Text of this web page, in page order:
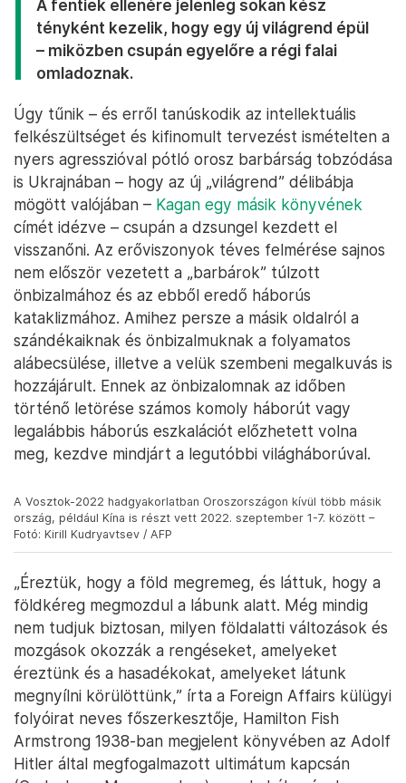
repülőgép-hordozóval rendelkezik, az USA
tizeneggyel. A kínai légierőnek tíz tanker
repülőgépe van több mint ezer vadászgép
ellátására, míg az Amerika légierő 625 tankerrel
rendelkezik 1956 vadászgépre. (Ezek a légierő
globális jelenlétét meghatározó adatok, ugyanis légi
utántöltés nélkül – és az ebből a szempontból
szintén elenyésző számú kettő darab repülőgép-
hordozóval – a kínai légierő egyszerűen nem képes
nagyobb távolságú küldetések végrehajtására.)
A fentiek ellenére jelenleg sokan kész
tényként kezelik, hogy egy új világrend épül
– miközben csupán egyelőre a régi falai
omladoznak.
Úgy tűnik – és erről tanúskodik az intellektuális
felkészültséget és kifinomult tervezést ismételten a
nyers agresszióval pótló orosz barbárság tobzódása
is Ukrajnában – hogy az új „világrend” délibábja
mögött valójában –Kagan egy másik könyvének
visszanőni. Az erőviszonyok téves felmérése sajnos
nem először vezetett a „barbárok” túlzott
önbizalmához és az ebből eredő háborús
kataklizmához. Amihez persze a másik oldalról a
szándékaiknak és önbizalmuknak a folyamatos
alábecsülése, illetve a velük szembeni megalkuvás is
hozzájárult. Ennek az önbizalomnak az időben
történő letörése számos komoly háborút vagy
legalábbis háborús eszkalációt előzhetett volna
meg, kezdve mindjárt a legutóbbi világháborúval.